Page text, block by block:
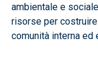
ambientale e
risorse per
comunità interna ed